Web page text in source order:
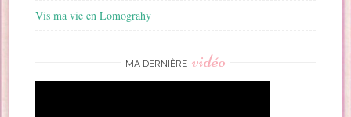
Vis ma vie en Lomograhy
MA DERNIÈRE vidéo